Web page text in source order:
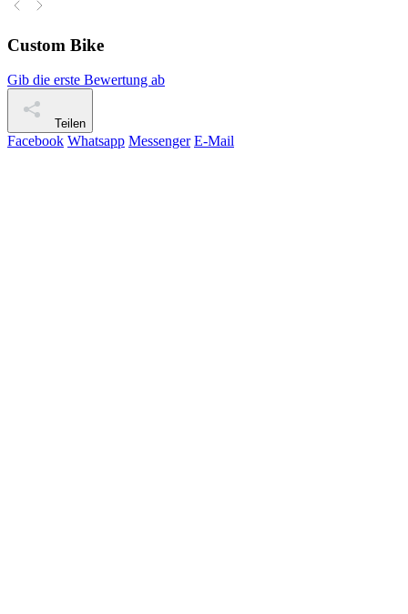
Custom Bike
Gib die erste Bewertung ab
Teilen
Facebook Whatsapp Messenger E-Mail